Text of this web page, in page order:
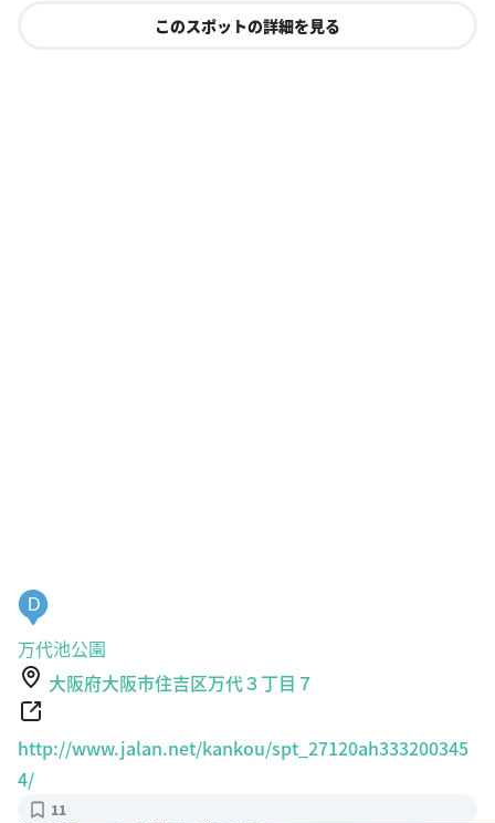
このスポットの詳細を見る
D
万代池公園
大阪府大阪市住吉区万代３丁目７
http://www.jalan.net/kankou/spt_27120ah333200345
4/
11